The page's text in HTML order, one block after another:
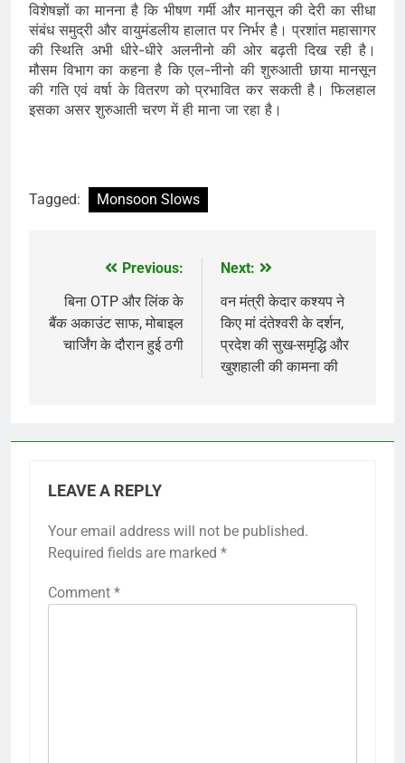
विशेषज्ञों का मानना है कि भीषण गर्मी और मानसून की देरी का सीधा
संबंध समुद्री और वायुमंडलीय हालात पर निर्भर है। प्रशांत महासागर
की स्थिति अभी धीरे-धीरे अलनीनो की ओर बढ़ती दिख रही है।
मौसम विभाग का कहना है कि एल-नीनो की शुरुआती छाया मानसून
की गति एवं वर्षा के वितरण को प्रभावित कर सकती है। फिलहाल
इसका असर शुरुआती चरण में ही माना जा रहा है।
Tagged: Monsoon Slows
navigation
Previous:
बिना OTP और लिंक के
बैंक अकाउंट साफ, मोबाइल
चार्जिंग के दौरान हुई ठगी
Next:
वन मंत्री केदार कश्यप ने
किए मां दंतेश्वरी के दर्शन,
प्रदेश की सुख-समृद्धि और
खुशहाली की कामना की
LEAVE A REPLY
Your email address will not be published.
Required fields are marked *
Comment *